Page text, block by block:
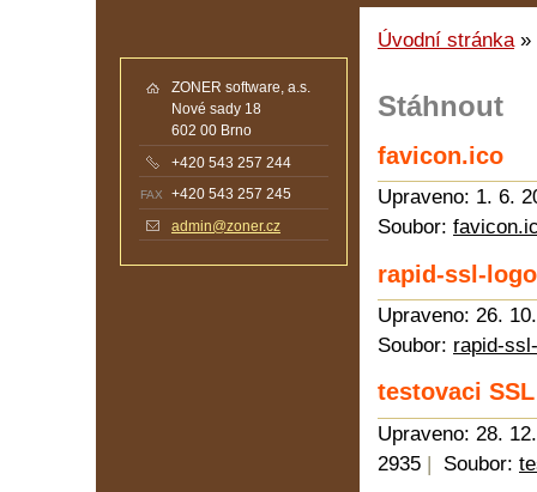
Úvodní stránka»
Stáhnout
favicon.ico
Upraveno: 1. 6.
Soubor:
rapid-ssl-
Upraveno: 26.
Soubor: rapid-
testovaci
Upraveno: 28.
2935 | Soubor:
ZONER software, a.s.
Nové sady 18
602 00 Brno
+420 543 257 244
FAX
+420 543 257 245
admin@zoner.cz